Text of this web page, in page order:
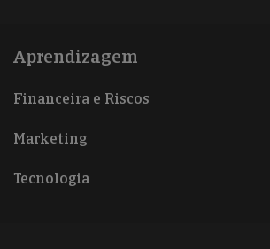
Aprendizagem
Financeira e Riscos
Marketing
Tecnologia